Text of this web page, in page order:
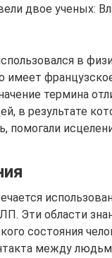
двое ученых:
в
имеет
термина
в результате
помогали
Эти области
состояния
между